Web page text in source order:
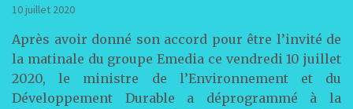
10 juillet 2020
Après avoir donné son accord pour être l’invité de
la matinale du groupe Emedia ce vendredi 10 juillet
2020, le ministre de l’Environnement et du
Développement Durable a déprogrammé à la